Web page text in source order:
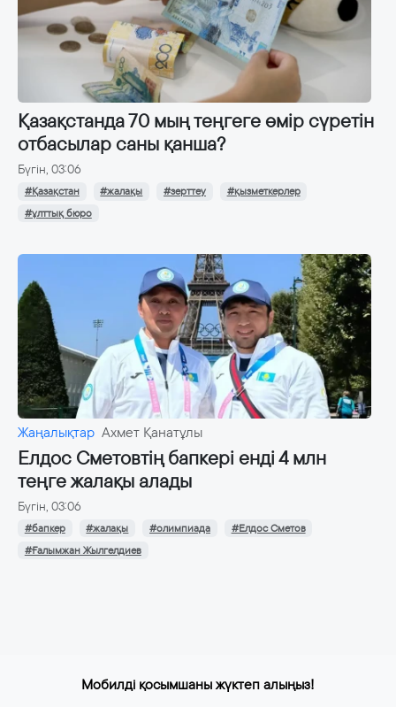
Қазақстанда 70 мың теңгеге өмір сүретін
отбасылар саны қанша?
Бүгін, 03:06
#Қазақстан #жалақы #зерттеу
#қызметкерлер
#ұлттық бюро
Жаңалықтар Ахмет Қанатұлы
Елдос Сметовтің бапкері енді 4 млн
теңге жалақы алады
Бүгін, 03:06
#бапкер #жалақы #олимпиада
#Елдос Сметов
#Ғалымжан Жылгелдиев
Мобилді қосымшаны жүктеп алыңыз!